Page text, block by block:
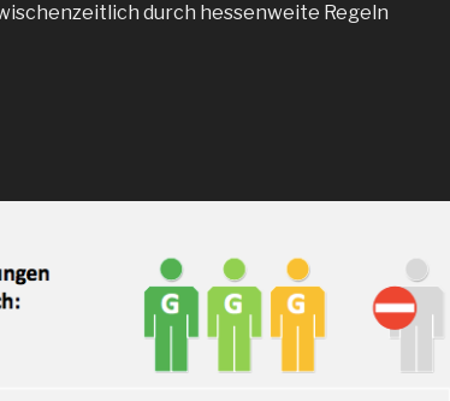
durch hessenweite Regeln